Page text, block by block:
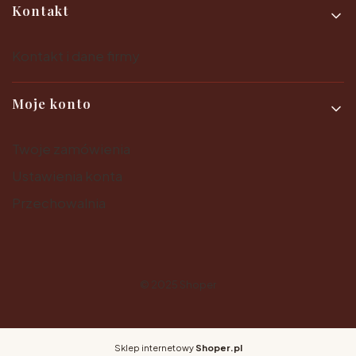
Kontakt
Moje konto
Sklep internetowy Shoper.pl